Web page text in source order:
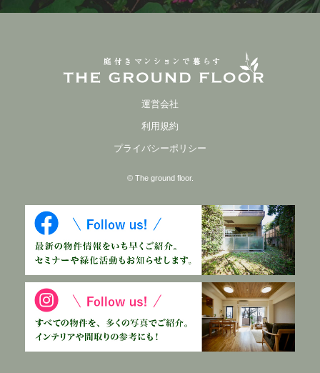
運営会社
利用規約
プライバシーポリシー
© The ground floor.